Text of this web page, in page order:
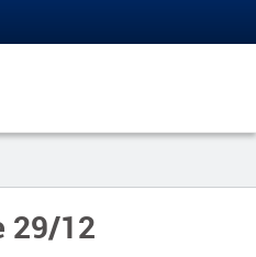
29/12